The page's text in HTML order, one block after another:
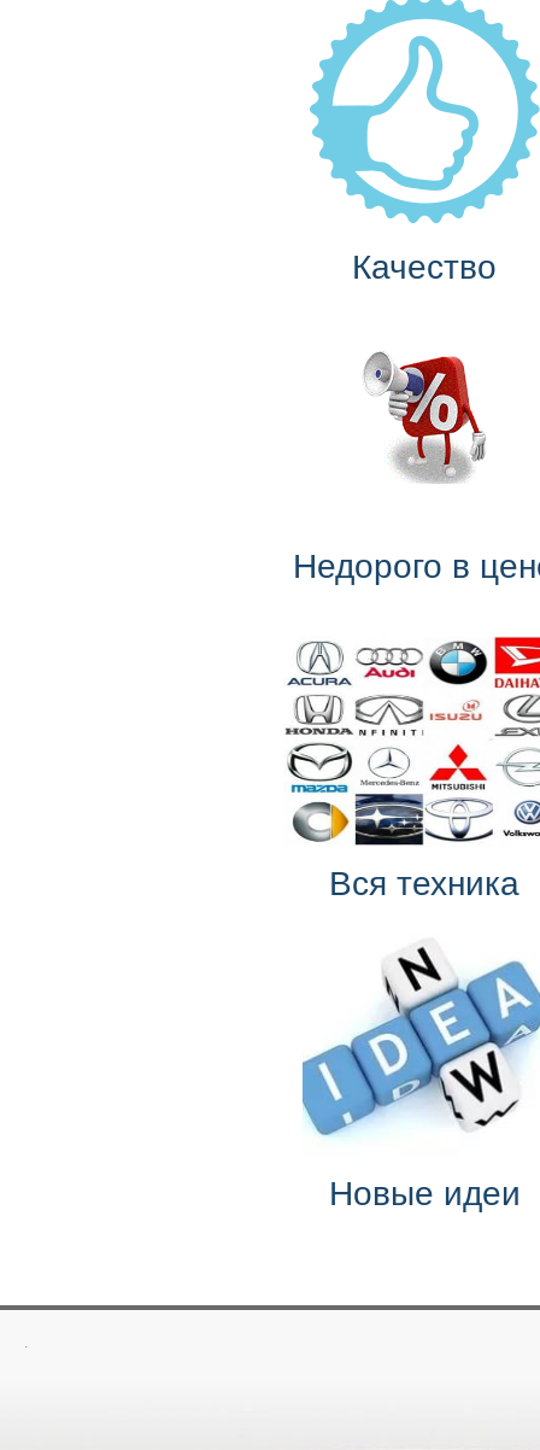
Качество
Недорого в
Вся техника
Новые идеи
.